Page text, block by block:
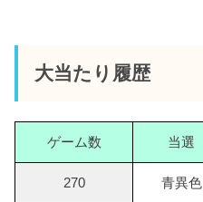
大当たり履歴
ゲーム数 当選
270 青異色